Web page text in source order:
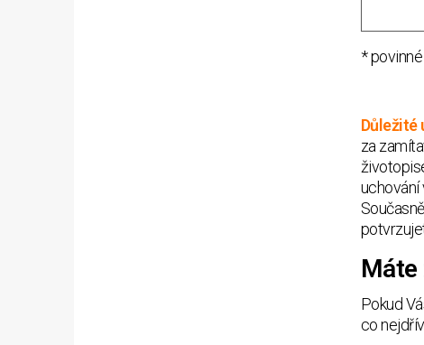
*
Důležité
za
uchování
Pokud
co